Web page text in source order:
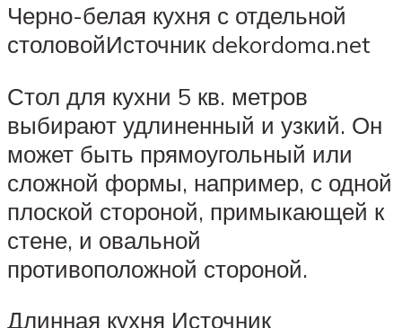
Черно-белая кухня с отдельной
столовойИсточник dekordoma.net
Стол для кухни 5 кв. метров
выбирают удлиненный и узкий. Он
может быть прямоугольный или
сложной формы, например, с одной
плоской стороной, примыкающей к
стене, и овальной
противоположной стороной.
Длинная кухня Источник